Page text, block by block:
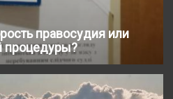
правосудия или
процедуры?